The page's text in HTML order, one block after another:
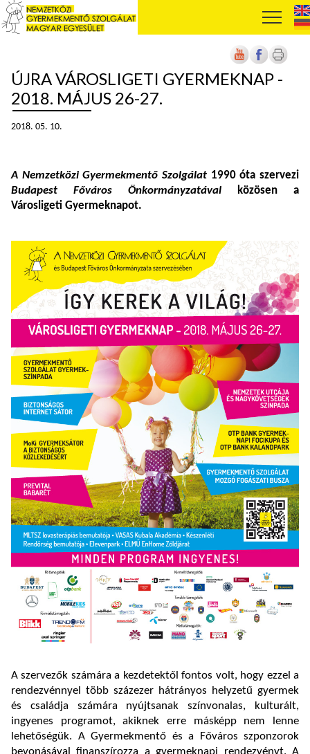
ÚJRA VÁROSLIGETI GYERMEKNAP -
2018. MÁJUS 26-27.
2018. 05. 10.
A Nemzetközi Gyermekmentő Szolgálat 1990 óta szervezi
Budapest Főváros Önkormányzatával közösen a
Városligeti Gyermeknapot.
A szervezők számára a kezdetektől fontos volt, hogy ezzel a
rendezvénnyel több százezer hátrányos helyzetű gyermek
és családja számára nyújtsanak színvonalas, kulturált,
ingyenes programot, akiknek erre másképp nem lenne
lehetőségük. A Gyermekmentő és a Főváros szponzorok
bevonásával finanszírozza a gyermeknapi rendezvényt. A